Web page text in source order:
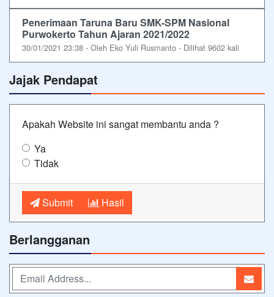
Penerimaan Taruna Baru SMK-SPM Nasional
Purwokerto Tahun Ajaran 2021/2022
30/01/2021 23:38 - Oleh Eko Yuli Rusmanto - Dilihat 9602 kali
Jajak Pendapat
Apakah Website ini sangat membantu anda ?
Ya
Tidak
Submit Hasil
Berlangganan